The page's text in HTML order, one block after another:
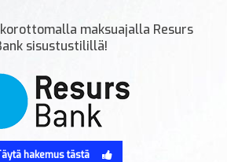
maksuajalla Resurs
sisustustilillä!
hakemus tästä